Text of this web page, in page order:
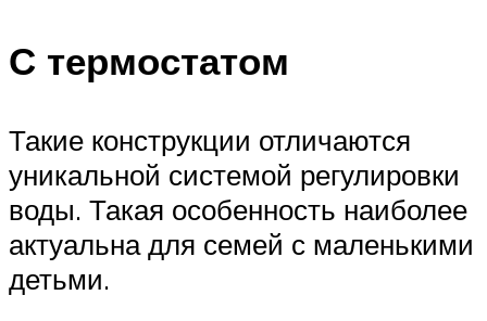
С термостатом
Такие конструкции отличаются
уникальной системой регулировки
воды. Такая особенность наиболее
актуальна для семей с маленькими
детьми.